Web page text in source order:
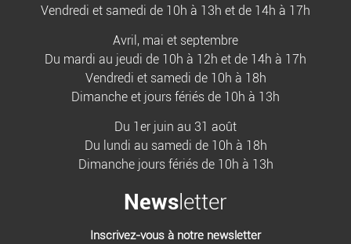
Vendredi et samedi de 10h à 13h et de 14h à 17h
Avril, mai et septembre
Du mardi au jeudi de 10h à 12h et de 14h à 17h
Vendredi et samedi de 10h à 18h
Dimanche et jours fériés de 10h à 13h
Du 1er juin au 31 août
Du lundi au samedi de 10h à 18h
Dimanche jours fériés de 10h à 13h
Newsletter
Inscrivez-vous à notre newsletter